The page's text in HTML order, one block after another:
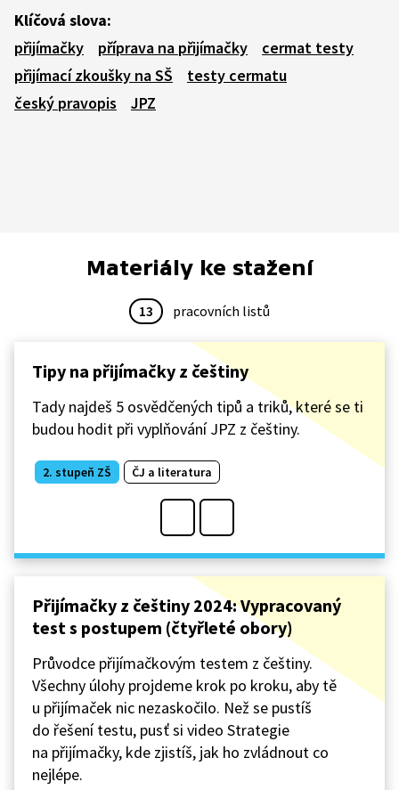
Klíčová slova:
přijímačky
příprava na přijímačky
cermat testy
přijímací zkoušky na SŠ
testy cermatu
český pravopis
JPZ
Materiály ke stažení
13 pracovních listů
Tipy na přijímačky z češtiny
Tady najdeš 5 osvědčených tipů a triků, které se ti
budou hodit při vyplňování JPZ z češtiny.
2. stupeň ZŠ ČJ a literatura
Přijímačky z češtiny 2024: Vypracovaný
test s postupem (čtyřleté obory)
Průvodce přijímačkovým testem z češtiny.
Všechny úlohy projdeme krok po kroku, aby tě
u přijímaček nic nezaskočilo. Než se pustíš
do řešení testu, pusť si video Strategie
na přijímačky, kde zjistíš, jak ho zvládnout co
nejlépe.